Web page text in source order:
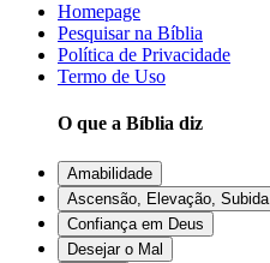
Homepage
Pesquisar na Bíblia
Política de Privacidade
Termo de Uso
O que a Bíblia diz
Amabilidade
Ascensão, Elevação, Subida
Confiança em Deus
Desejar o Mal